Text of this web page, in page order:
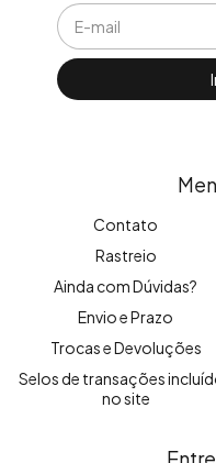
Contato
Rastreio
Ainda com Dúvidas?
Envio e Prazo
Trocas e Devoluções
Selos de transações
no site